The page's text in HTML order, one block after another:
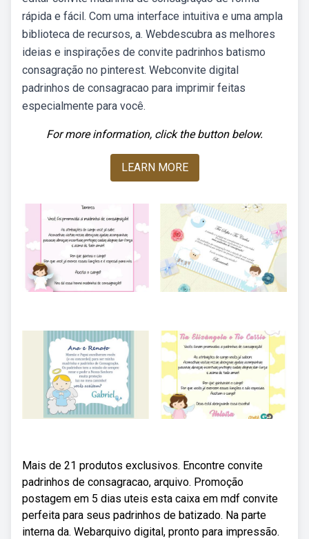
rápida e fácil. Com uma interface intuitiva e uma ampla
biblioteca de recursos, a. Webdescubra as melhores
ideias e inspirações de convite padrinhos batismo
consagração no pinterest. Webconvite digital
padrinhos de consagracao para imprimir feitas
especialmente para você.
For more information, click the button below.
LEARN MORE
Mais de 21 produtos exclusivos. Encontre convite
padrinhos de consagracao, arquivo. Promoção
postagem em 5 dias uteis esta caixa em mdf convite
perfeita para seus padrinhos de batizado. Na parte
interna da. Webarquivo digital, pronto para impressão.